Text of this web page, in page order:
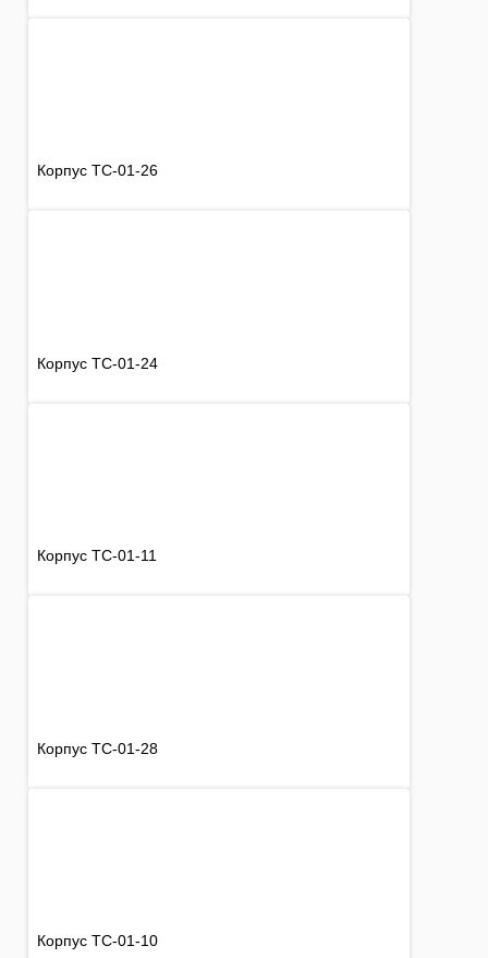
Корпус TC-01-26
Корпус TC-01-24
Корпус TC-01-11
Корпус TC-01-28
Корпус TC-01-10